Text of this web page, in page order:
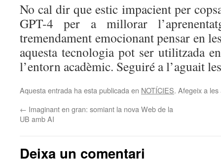
No cal dir que estic impacient per
GPT-4 per a millorar
tremendament emocionant pensar en
aquesta tecnologia pot ser utilitzada
l’entorn acadèmic. Seguiré a l’aguait
Aquesta entrada ha esta publicada en NOTÍCIES. Afegeix a
← Imaginant en gran: somiant la nova Web de la
UB amb AI
Deixa un comentari